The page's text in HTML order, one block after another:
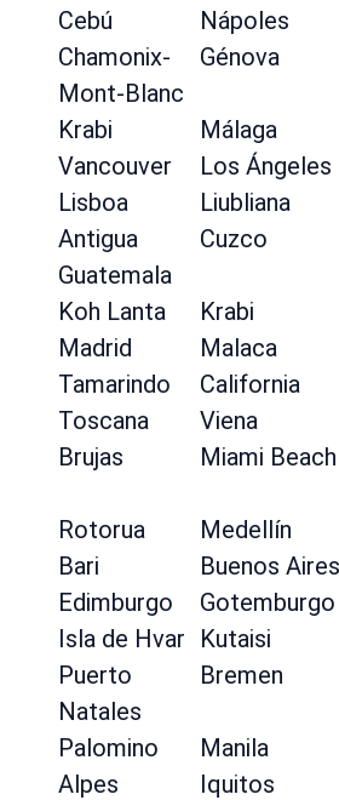
Cebú
Nápoles
Chamonix-
Mont-Blanc
Génova
Krabi Málaga
Vancouver
Los Ángeles
Lisboa
Liubliana
Antigua
Guatemala
Cuzco
Koh Lanta Krabi
Madrid
Malaca
Tamarindo
California
Toscana
Viena
Brujas
Miami Beach
Rotorua
Medellín
Bari
Buenos Aires
Edimburgo
Gotemburgo
Isla de Hvar
Kutaisi
Puerto
Natales
Bremen
Palomino Manila
Alpes
Iquitos